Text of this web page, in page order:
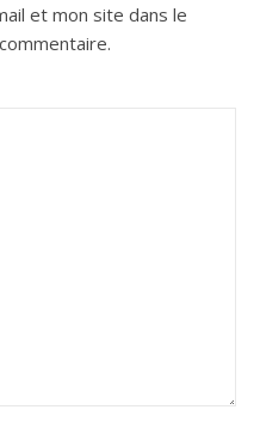
et mon site dans le